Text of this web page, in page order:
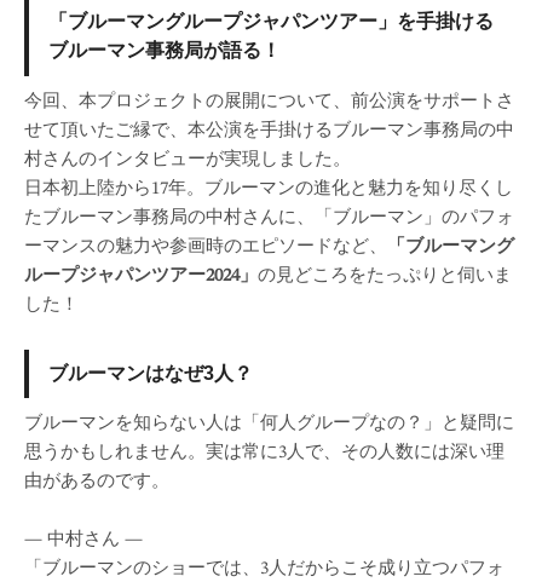
「ブルーマングループジャパンツアー」を手掛ける
ブルーマン事務局が語る！
今回、本プロジェクトの展開について、前公演をサポートさ
せて頂いたご縁で、本公演を手掛けるブルーマン事務局の中
村さんのインタビューが実現しました。
日本初上陸から17年。ブルーマンの進化と魅力を知り尽くし
たブルーマン事務局の中村さんに、「ブルーマン」のパフォ
ーマンスの魅力や参画時のエピソードなど、
「ブルーマング
ループジャパンツアー2024」 の見どころをたっぷりと伺いま
した！
ブルーマンはなぜ3人？
ブルーマンを知らない人は「何人グループなの？」と疑問に
思うかもしれません。実は常に3人で、その人数には深い理
由があるのです。
— 中村さん —
「ブルーマンのショーでは、3人だからこそ成り立つパフォ